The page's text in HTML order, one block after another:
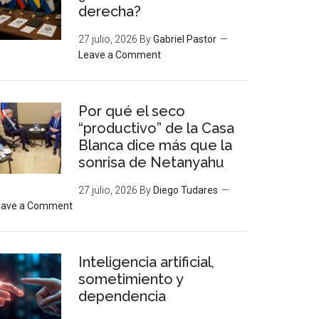
derecha?
27 julio, 2026 ByGabriel Pastor
Leave a Comment
Por qué el seco
“productivo” de la Casa
Blanca dice más que la
sonrisa de Netanyahu
27 julio, 2026 By Diego Tudares
a Comment
Inteligencia artificial,
sometimiento y
dependencia